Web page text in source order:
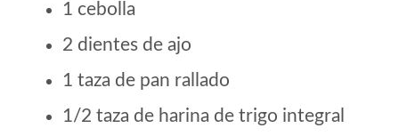
1 cebolla
2 dientes de ajo
1 taza de pan rallado
1/2 taza de harina de trigo integral